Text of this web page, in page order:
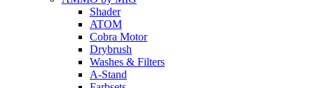
Shader
ATOM
Cobra Motor
Drybrush
Washes & Filters
A-Stand